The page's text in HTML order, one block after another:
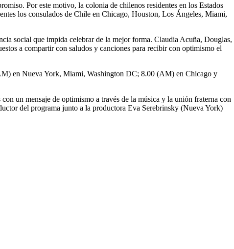
Por este motivo, la colonia de chilenos residentes en los Estados
los consulados de Chile en Chicago, Houston, Los Ángeles, Miami,
social que impida celebrar de la mejor forma. Claudia Acuña, Douglas,
a compartir con saludos y canciones para recibir con optimismo el
en Nueva York, Miami, Washington DC; 8.00 (AM) en Chicago y
un mensaje de optimismo a través de la música y la unión fraterna con
del programa junto a la productora Eva Serebrinsky (Nueva York)